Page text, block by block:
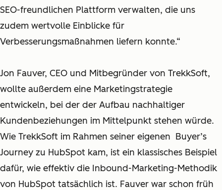
SEO-freundlichen Plattform verwalten, die uns
zudem wertvolle Einblicke für
Verbesserungsmaßnahmen liefern konnte.“
Jon Fauver, CEO und Mitbegründer von TrekkSoft,
wollte außerdem eine Marketingstrategie
entwickeln, bei der der Aufbau nachhaltiger
Kundenbeziehungen im Mittelpunkt stehen würde.
Wie TrekkSoft im Rahmen seiner eigenen Buyer’s
Journey zu HubSpot kam, ist ein klassisches Beispiel
dafür, wie effektiv die Inbound-Marketing-Methodik
von HubSpot tatsächlich ist. Fauver war schon früh